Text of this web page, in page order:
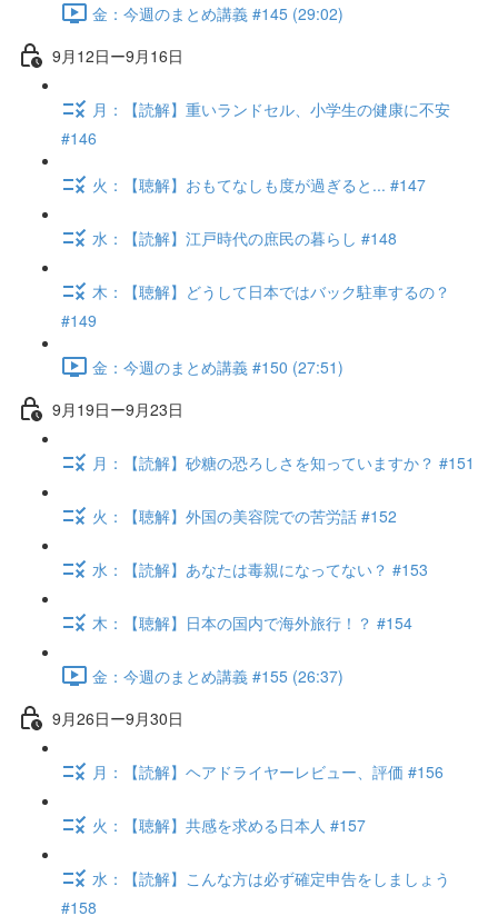
金：今週のまとめ講義 #145 (29:02)
9月12日ー9月16日
月：【読解】重いランドセル、小学生の健康に不安
#146
火：【聴解】おもてなしも度が過ぎると... #147
水：【読解】江戸時代の庶民の暮らし #148
木：【聴解】どうして日本ではバック駐車するの？
#149
金：今週のまとめ講義 #150 (27:51)
9月19日ー9月23日
月：【読解】砂糖の恐ろしさを知っていますか？ #151
火：【聴解】外国の美容院での苦労話 #152
水：【読解】あなたは毒親になってない？ #153
木：【聴解】日本の国内で海外旅行！？ #154
金：今週のまとめ講義 #155 (26:37)
9月26日ー9月30日
月：【読解】ヘアドライヤーレビュー、評価 #156
火：【聴解】共感を求める日本人 #157
水：【読解】こんな方は必ず確定申告をしましょう
#158